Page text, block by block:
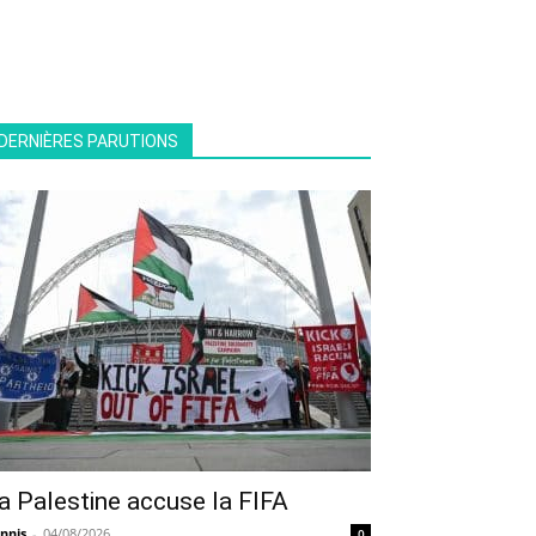
PARUTIONS
Palestine accuse la FIFA